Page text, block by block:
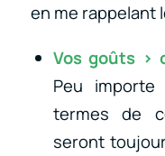
en me rappelant
Vos goûts >
Peu
termes de
seront